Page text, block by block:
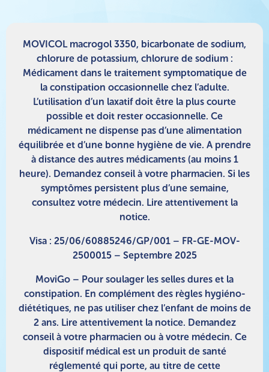
MOVICOL macrogol 3350, bicarbonate de sodium,
chlorure de potassium, chlorure de sodium :
Médicament dans le traitement symptomatique de
la constipation occasionnelle chez l’adulte.
L’utilisation d’un laxatif doit être la plus courte
possible et doit rester occasionnelle. Ce
médicament ne dispense pas d’une alimentation
équilibrée et d’une bonne hygiène de vie. A prendre
à distance des autres médicaments (au moins 1
heure). Demandez conseil à votre pharmacien. Si les
symptômes persistent plus d’une semaine,
consultez votre médecin. Lire attentivement la
notice.
Visa : 25/06/60885246/GP/001 – FR-GE-MOV-
2500015 – Septembre 2025
MoviGo – Pour soulager les selles dures et la
constipation. En complément des règles hygiéno-
diététiques, ne pas utiliser chez l’enfant de moins de
2 ans. Lire attentivement la notice. Demandez
conseil à votre pharmacien ou à votre médecin. Ce
dispositif médical est un produit de santé
réglementé qui porte, au titre de cette